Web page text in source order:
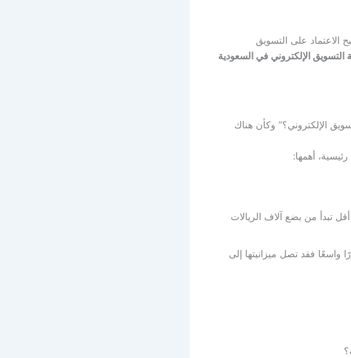
أصبح الاعتماد على التسويق
التسويق الإلكتروني في السعودية
الإلكتروني؟” وكأن هناك
أهمها:
تبدأ من بضع آلاف الريالات
فقد تصل ميزانيتها إلى